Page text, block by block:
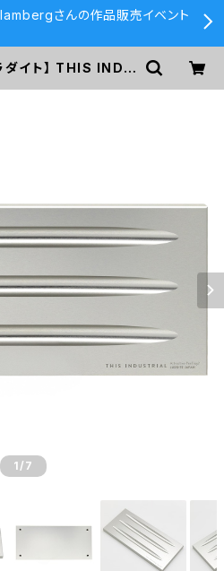
さんの作品販売イベント
ダイト】 THIS INDU
1 /7